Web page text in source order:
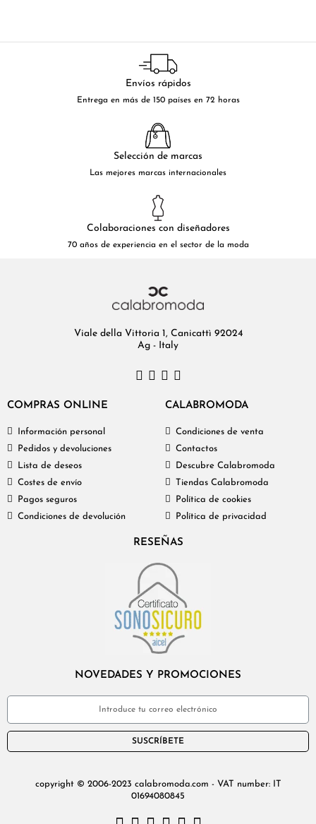
Envíos rápidos
Entrega en más de 150 países en 72 horas
Selección de marcas
Las mejores marcas internacionales
Colaboraciones con diseñadores
70 años de experiencia en el sector de la moda
Viale della Vittoria 1, Canicattì 92024
Ag - Italy
COMPRAS ONLINE
Información personal
Pedidos y devoluciones
Lista de deseos
Costes de envío
Pagos seguros
Condiciones de devolución
CALABROMODA
Condiciones de venta
Contactos
Descubre Calabromoda
Tiendas Calabromoda
Política de cookies
Política de privacidad
RESEÑAS
NOVEDADES Y PROMOCIONES
SUSCRÍBETE
copyright © 2006-2023 calabromoda.com - VAT number: IT
01694080845